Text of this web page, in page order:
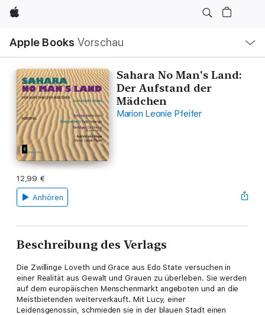
Apple
Apple Books Vorschau
Navigation
Menü
öffnen
Sahara No Man's Land:
Der Aufstand der
Mädchen
Marion Leonie Pfeifer
12,99 €
Anhören
Beschreibung des Verlags
Die Zwillinge Loveth und Grace aus Edo State versuchen in
einer Realität aus Gewalt und Grauen zu überleben. Sie werden
auf dem europäischen Menschenmarkt angeboten und an die
Meistbietenden weiterverkauft. Mit Lucy, einer
Leidensgenossin, schmieden sie in der blauen Stadt einen